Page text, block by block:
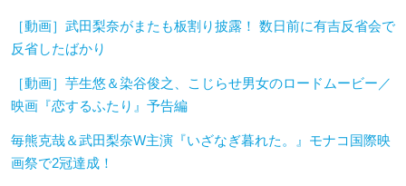
［動画］武田梨奈がまたも板割り披露！ 数日前に有吉反省会で
反省したばかり
［動画］芋生悠＆染谷俊之、こじらせ男女のロードムービー／
映画『恋するふたり』予告編
毎熊克哉＆武田梨奈W主演『いざなぎ暮れた。』モナコ国際映
画祭で2冠達成！